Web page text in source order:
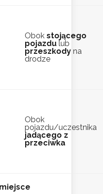
Obok stojącego
pojazdu lub
przeszkody na
drodze
Obok
pojazdu/uczestnika
jadącego z
przeciwka